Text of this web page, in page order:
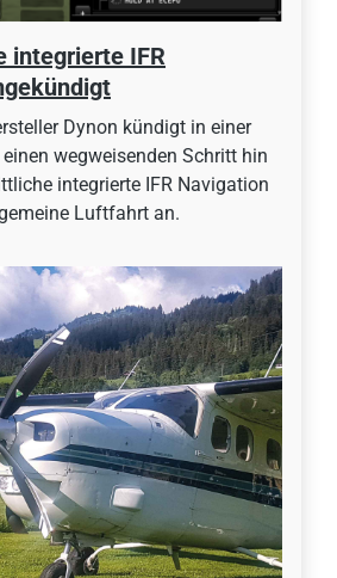
integrierte IFR
Dynon kündigt in einer
wegweisenden Schritt hin
integrierte IFR Navigation
Luftfahrt an.